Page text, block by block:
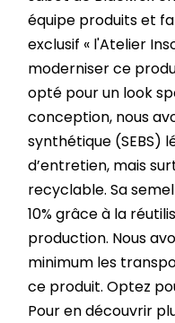
équipe produits et
exclusif « l'Atelier
moderniser ce
opté pour un look
conception, nous
synthétique (SEBS)
d’entretien, mais
recyclable. Sa
10% grâce à la
production. Nous
minimum les
ce produit. Optez
Pour en découvrir